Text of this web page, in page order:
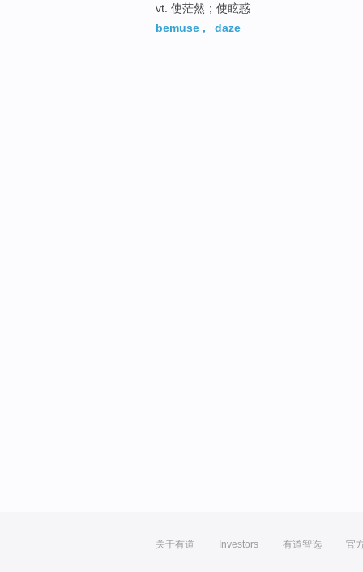
vt. 使茫然；使眩惑
bemuse , daze
关于有道 Investors 有道智选 官